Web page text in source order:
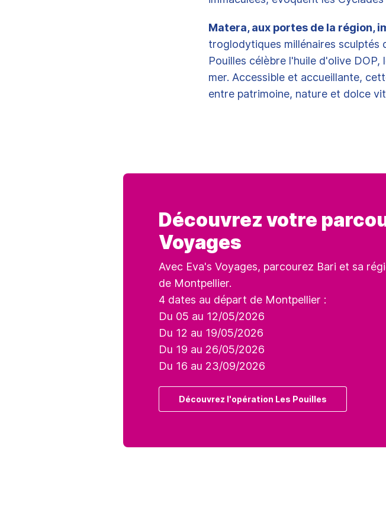
Matera, aux portes de la région,
troglodytiques millénaires sculptés
Pouilles célèbre l'huile d'olive
mer. Accessible et accueillante,
entre patrimoine, nature et dolce
Découvrez votre
Voyages
Avec Eva's Voyages, parcourez Bari et sa
de Montpellier.
4 dates au départ de Montpellier :
Du 05 au 12/05/2026
Du 12 au 19/05/2026
Du 19 au 26/05/2026
Du 16 au 23/09/2026
Découvrez l'opération Les Pouilles